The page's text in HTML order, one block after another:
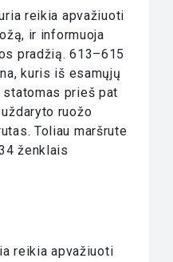
reikia apvažiuoti
ir informuoja
pradžią. 613–615
kuris iš esamųjų
prieš pat
ruožo
Toliau maršrute
ženklais
reikia apvažiuoti